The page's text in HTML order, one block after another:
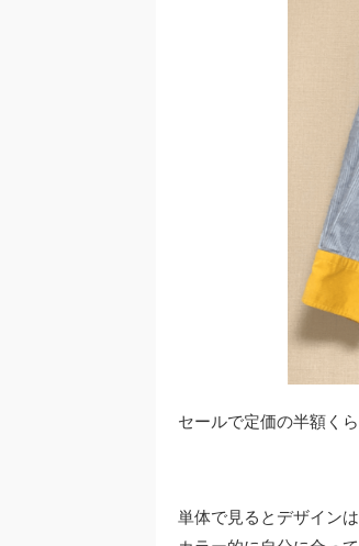
セールで定価の半額く
単体で見るとデザイン